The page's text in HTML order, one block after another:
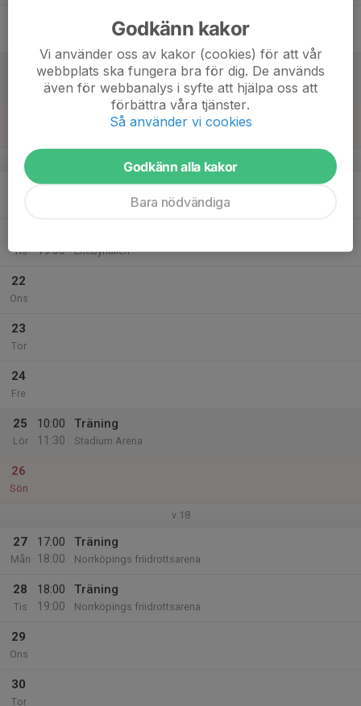
10:00
11:00
Träning
Stadium Arena
v.17
17:00
Träning
Tis
19:00
Enebyhallen
22
Ons
23
Tor
24
Fre
25
Lör
10:00
11:30
Träning
Stadium Arena
26
Sön
v.18
27
Mån
17:00
18:00
Träning
Norrköpings friidrottsarena
28
Tis
18:00
19:00
Träning
Norrköpings friidrottsarena
29
Ons
30
Tor
Godkänn kakor
Vi använder oss av kakor (cookies) för att vår
webbplats ska fungera bra för dig. De används
även för webbanalys i syfte att hjälpa oss att
förbättra våra tjänster.
Så använder vi cookies
Godkänn alla kakor
Bara nödvändiga